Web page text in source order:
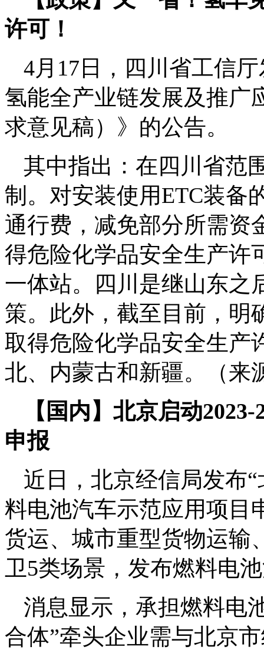
许可！
4月17日，四川省工信
氢能全产业链发展及推广
求意见稿）》的公告。
其中指出：在四川省范
制。对安装使用ETC装备
通行费，减免部分所需资
得危险化学品安全生产许
一体站。四川是继山东之
策。此外，截至目前，明
取得危险化学品安全生产
北、内蒙古和新疆。（来
【国内】北京启动
申报
近日，北京经信局发布
料电池汽车示范应用项目
货运、城市重型货物运输
卫5类场景，发布燃料电
消息显示，承担燃料电
合体”牵头企业需与北京